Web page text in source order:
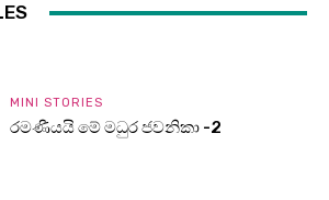
MINI STORIES
රමණීයයි මේ මධුර ජවනිකා -2